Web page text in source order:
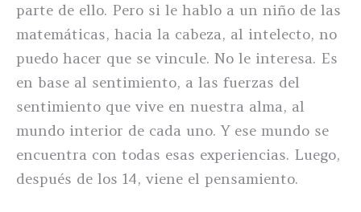
parte de ello. Pero si le hablo a un niño de las
matemáticas, hacia la cabeza, al intelecto, no
puedo hacer que se vincule. No le interesa. Es
en base al sentimiento, a las fuerzas del
sentimiento que vive en nuestra alma, al
mundo interior de cada uno. Y ese mundo se
encuentra con todas esas experiencias. Luego,
después de los 14, viene el pensamiento.